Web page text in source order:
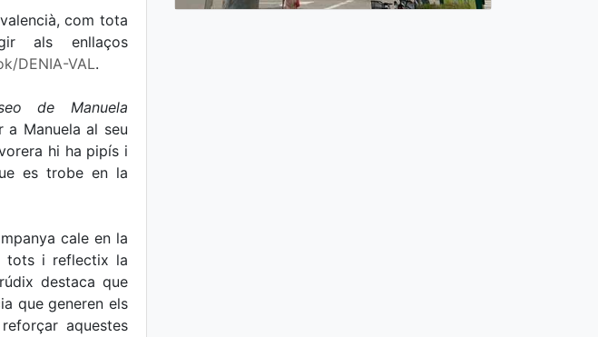
com tota
als enllaços
DENIA-VAL.
de Manuela
a Manuela al seu
hi ha pipís i
es trobe en la
cale en la
tots i reflectix la
destaca que
que generen els
aquestes